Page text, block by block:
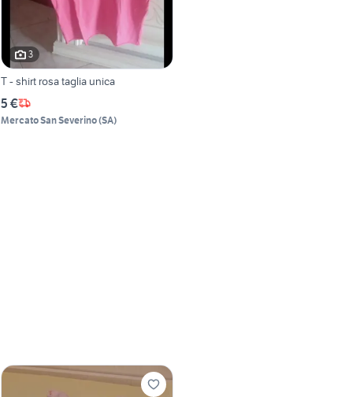
3
T - shirt rosa taglia unica
5 €
Mercato San Severino(SA)